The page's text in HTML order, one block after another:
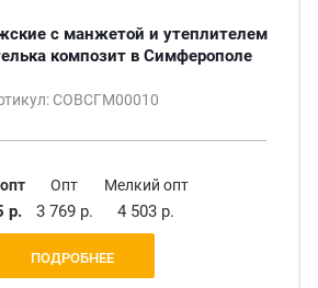
с манжетой и утеплителем
композит в Симферополе
СОВСГМ00010
р.
Опт
3 769 р.
Мелкий опт
4 503 р.
ПОДРОБНЕЕ